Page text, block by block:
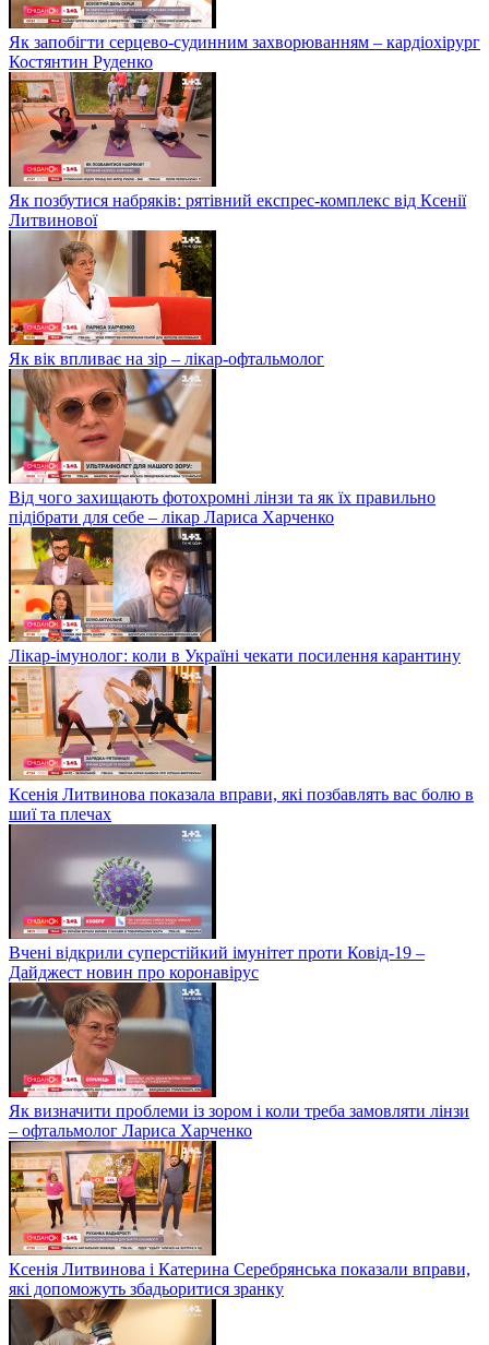
Як запобігти серцево-судинним захворюванням – кардіохірург
Костянтин Руденко
Як позбутися набряків: рятівний експрес-комплекс від Ксенії
Литвинової
Як вік впливає на зір – лікар-офтальмолог
Від чого захищають фотохромні лінзи та як їх правильно
підібрати для себе – лікар Лариса Харченко
Лікар-імунолог: коли в Україні чекати посилення карантину
Ксенія Литвинова показала вправи, які позбавлять вас болю в
шиї та плечах
Вчені відкрили суперстійкий імунітет проти Ковід-19 –
Дайджест новин про коронавірус
Як визначити проблеми із зором і коли треба замовляти лінзи
– офтальмолог Лариса Харченко
Ксенія Литвинова і Катерина Серебрянська показали вправи,
які допоможуть збадьоритися зранку